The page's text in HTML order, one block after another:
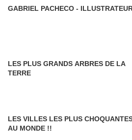
GABRIEL PACHECO -
LES PLUS GRANDS ARBRES DE LA
TERRE
LES VILLES LES PLUS
AU MONDE !!